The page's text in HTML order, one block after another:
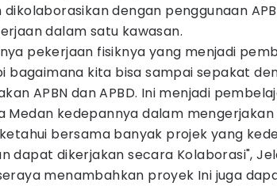
dengan penggunaan
dalam satu kawasan.
pekerjaan fisiknya yang menjadi
bagaimana kita bisa sampai sepakat
APBN dan APBD. Ini menjadi
Medan kedepannya dalam
bersama banyak projek yang
dapat dikerjakan secara Kolaborasi",
menambahkan proyek Ini juga